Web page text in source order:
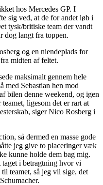
hos Mercedes GP. I
sig ved, at de for andet løb i
tysk/britiske team der vandt
dog langt fra toppen.
og en niendeplads for
midten af feltet.
maksimalt gennem hele
med Sebastian hen mod
bilen denne weekend, og igen
ligesom det er rart at
siger Nico Rosberg i
så dermed en masse gode
jeg give to placeringer væk
kunne holde dem bag mig.
i betragtning hvor vi
teamet, så jeg vil sige, det